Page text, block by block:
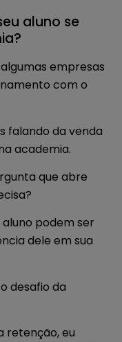
aluno se
empresas
com o
falando da venda
academia.
que abre
podem ser
dele em sua
desafio da
retenção, eu